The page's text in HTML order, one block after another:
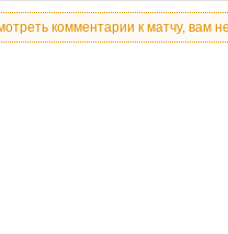
комментарии к матчу, вам